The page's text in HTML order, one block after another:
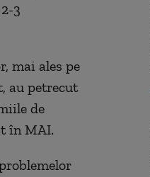
3
mai ales pe
au petrecut
de
în MAI.